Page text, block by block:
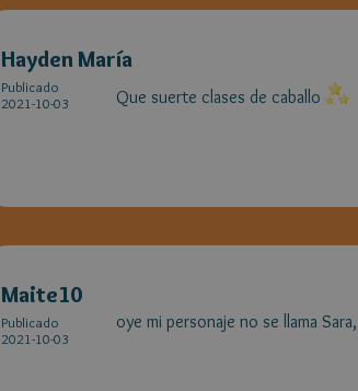
Hayden María
Publicado
2021-10-03
Que suerte clases de caballo
Maite10
Publicado
2021-10-03
oye mi personaje no se llama